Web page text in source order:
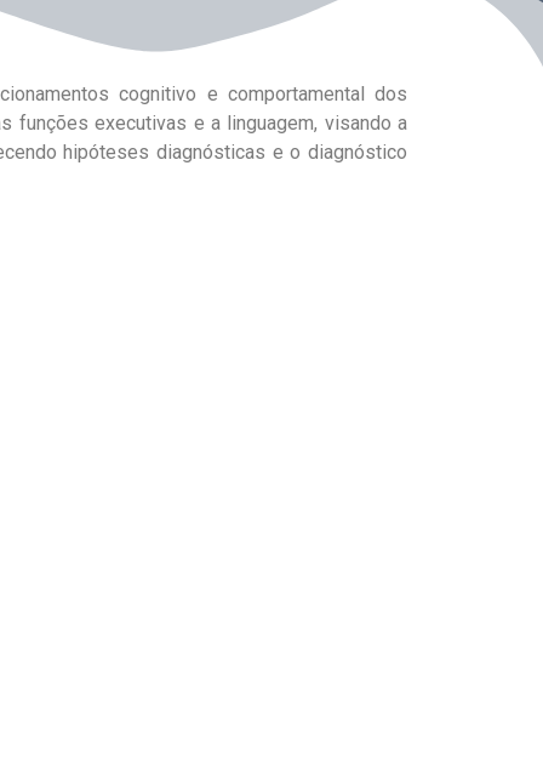
cognitivo e comportamental dos
funções executivas e a linguagem, visando a
hipóteses diagnósticas e o diagnóstico